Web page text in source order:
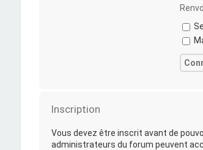
Inscription
Vous devez être inscrit avant de
administrateurs du forum peuvent